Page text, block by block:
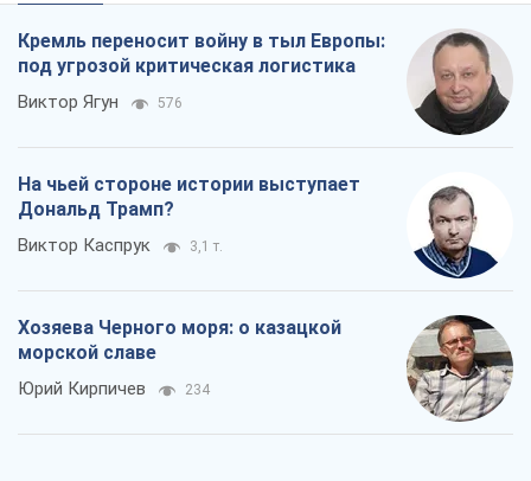
Кремль переносит войну в тыл Европы:
под угрозой критическая логистика
Виктор Ягун 576
На чьей стороне истории выступает
Дональд Трамп?
Виктор Каспрук 3,1 т.
Хозяева Черного моря: о казацкой
морской славе
Юрий Кирпичев 234